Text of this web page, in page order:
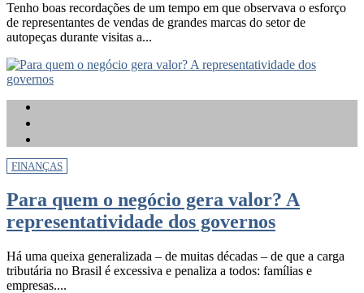
Tenho boas recordações de um tempo em que observava o esforço
de representantes de vendas de grandes marcas do setor de
autopeças durante visitas a...
FINANÇAS
Para quem o negócio gera valor? A
representatividade dos governos
Há uma queixa generalizada – de muitas décadas – de que a carga
tributária no Brasil é excessiva e penaliza a todos: famílias e
empresas....